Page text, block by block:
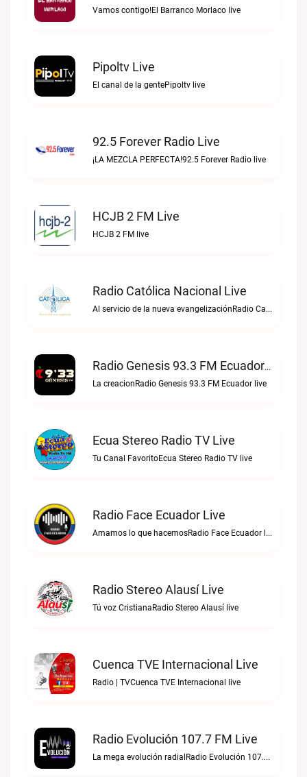
Vamos contigo!El Barranco Morlaco live
Pipoltv Live
El canal de la gentePipoltv live
92.5 Forever Radio Live
¡LA MEZCLA PERFECTA!92.5 Forever Radio live
HCJB 2 FM Live
HCJB 2 FM live
Radio Católica Nacional Live
Al servicio de la nueva evangelizaciónRadio Católica Nacional live
Radio Genesis 93.3 FM Ecuador Live
La creacionRadio Genesis 93.3 FM Ecuador live
Ecua Stereo Radio TV Live
Tu Canal FavoritoEcua Stereo Radio TV live
Radio Face Ecuador Live
Amamos lo que hacemosRadio Face Ecuador live
Radio Stereo Alausí Live
Tú voz CristianaRadio Stereo Alausí live
Cuenca TVE Internacional Live
Radio | TVCuenca TVE Internacional live
Radio Evolución 107.7 FM Live
La mega evolución radialRadio Evolución 107.7 FM live